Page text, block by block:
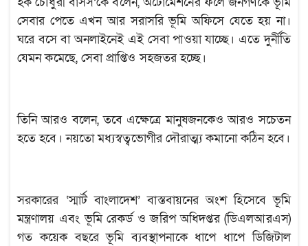
সেবার পেতে এখন আর সরাসরি ভূমি অফিসে যেতে হয় না।
ঘরে বসে বা অনলাইনেই এই সেবা পাওয়া যাচ্ছে। এতে দুর্নীতি
যেমন কমেছে, সেবা প্রাপ্তিও সহজতর হচ্ছে।
তিনি আরও বলেন, তবে এক্ষেত্রে মানুষজনকেও আরও সচেতন
হতে হবে। নয়তো মধ্যস্বত্বভোগীর দৌরাত্ম্য কমানো কঠিন হবে।
সরকারের ‘স্মার্ট বাংলাদেশ’ বাস্তবায়নের অংশ হিসেবে ভূমি
মন্ত্রণালয় এবং ভূমি রেকর্ড ও জরিপ অধিদপ্তর (ডিএলআরএস)
গত কয়েক বছরে ভূমি ব্যবস্থাপনাকে ধাপে ধাপে ডিজিটাল